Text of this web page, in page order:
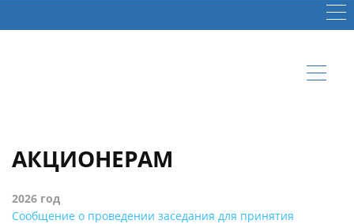
АКЦИОНЕРАМ
2026 год
Сообщение о проведении заседания для принятия